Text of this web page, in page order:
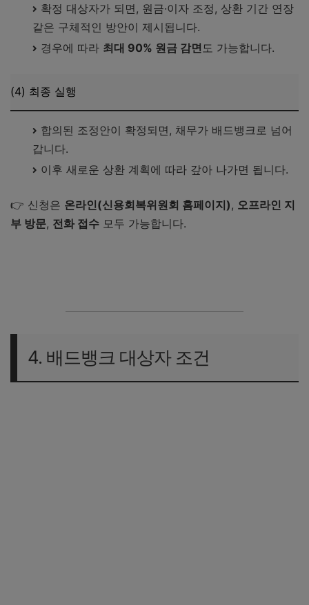
확정 대상자가 되면, 원금·이자 조정, 상환 기간 연장
같은 구체적인 방안이 제시됩니다.
경우에 따라 최대 90% 원금 감면 도 가능합니다.
(4) 최종 실행
합의된 조정안이 확정되면, 채무가 배드뱅크로 넘어
갑니다.
이후 새로운 상환 계획에 따라 갚아 나가면 됩니다.
👉 신청은 온라인(신용회복위원회 홈페이지) , 오프라인 지
부 방문, 전화 접수 모두 가능합니다.
4. 배드뱅크 대상자 조건